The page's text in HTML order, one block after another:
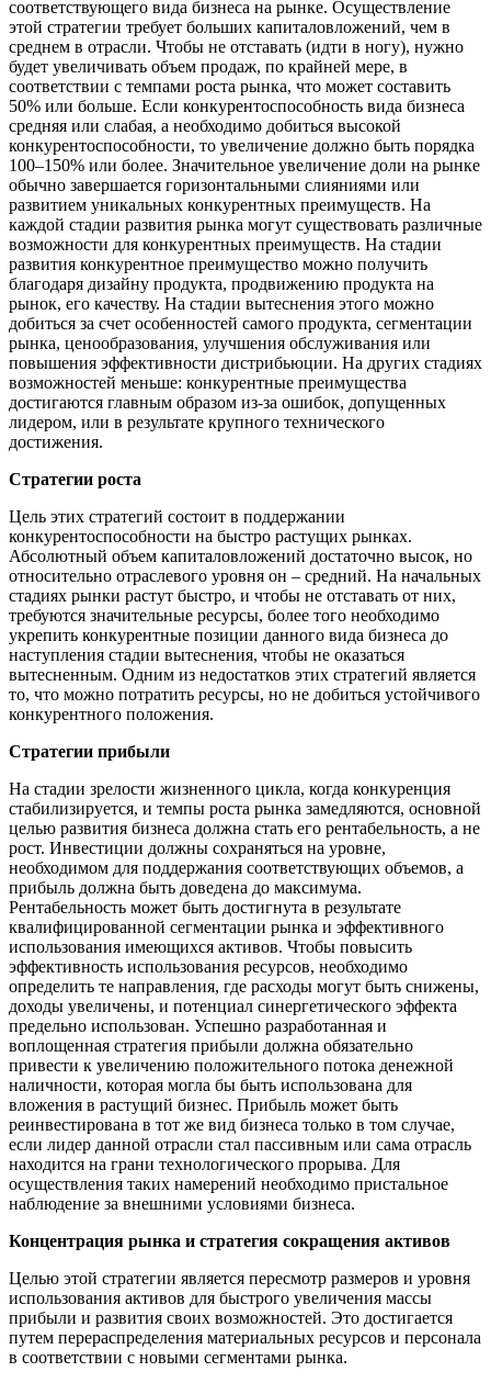
соответствующего вида бизнеса на рынке. Осуществление
этой стратегии требует больших капиталовложений, чем в
среднем в отрасли. Чтобы не отставать (идти в ногу), нужно
будет увеличивать объем продаж, по крайней мере, в
соответствии с темпами роста рынка, что может составить
50% или больше. Если конкурентоспособность вида бизнеса
средняя или слабая, а необходимо добиться высокой
конкурентоспособности, то увеличение должно быть порядка
100–150% или более. Значительное увеличение доли на рынке
обычно завершается горизонтальными слияниями или
развитием уникальных конкурентных преимуществ. На
каждой стадии развития рынка могут существовать различные
возможности для конкурентных преимуществ. На стадии
развития конкурентное преимущество можно получить
благодаря дизайну продукта, продвижению продукта на
рынок, его качеству. На стадии вытеснения этого можно
добиться за счет особенностей самого продукта, сегментации
рынка, ценообразования, улучшения обслуживания или
повышения эффективности дистрибьюции. На других стадиях
возможностей меньше: конкурентные преимущества
достигаются главным образом из-за ошибок, допущенных
лидером, или в результате крупного технического
достижения.
Стратегии роста
Цель этих стратегий состоит в поддержании
конкурентоспособности на быстро растущих рынках.
Абсолютный объем капиталовложений достаточно высок, но
относительно отраслевого уровня он – средний. На начальных
стадиях рынки растут быстро, и чтобы не отставать от них,
требуются значительные ресурсы, более того необходимо
укрепить конкурентные позиции данного вида бизнеса до
наступления стадии вытеснения, чтобы не оказаться
вытесненным. Одним из недостатков этих стратегий является
то, что можно потратить ресурсы, но не добиться устойчивого
конкурентного положения.
Стратегии прибыли
На стадии зрелости жизненного цикла, когда конкуренция
стабилизируется, и темпы роста рынка замедляются, основной
целью развития бизнеса должна стать его рентабельность, а не
рост. Инвестиции должны сохраняться на уровне,
необходимом для поддержания соответствующих объемов, а
прибыль должна быть доведена до максимума.
Рентабельность может быть достигнута в результате
квалифицированной сегментации рынка и эффективного
использования имеющихся активов. Чтобы повысить
эффективность использования ресурсов, необходимо
определить те направления, где расходы могут быть снижены,
доходы увеличены, и потенциал синергетического эффекта
предельно использован. Успешно разработанная и
воплощенная стратегия прибыли должна обязательно
привести к увеличению положительного потока денежной
наличности, которая могла бы быть использована для
вложения в растущий бизнес. Прибыль может быть
реинвестирована в тот же вид бизнеса только в том случае,
если лидер данной отрасли стал пассивным или сама отрасль
находится на грани технологического прорыва. Для
осуществления таких намерений необходимо пристальное
наблюдение за внешними условиями бизнеса.
Концентрация рынка и стратегия сокращения активов
Целью этой стратегии является пересмотр размеров и уровня
использования активов для быстрого увеличения массы
прибыли и развития своих возможностей. Это достигается
путем перераспределения материальных ресурсов и персонала
в соответствии с новыми сегментами рынка.